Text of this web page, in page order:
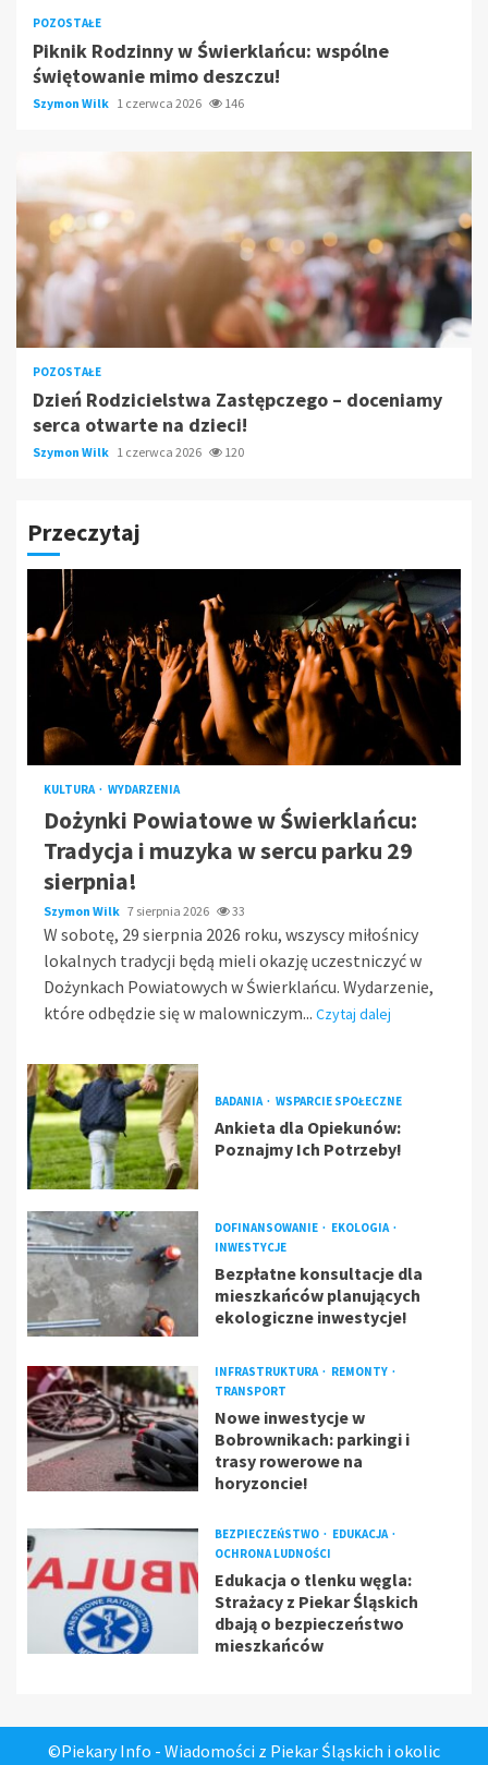
POZOSTAŁE
Piknik Rodzinny w Świerklańcu: wspólne
świętowanie mimo deszczu!
Szymon Wilk 1 czerwca 2026 146
POZOSTAŁE
Dzień Rodzicielstwa Zastępczego – doceniamy
serca otwarte na dzieci!
Szymon Wilk 1 czerwca 2026 120
Przeczytaj
KULTURA WYDARZENIA
Dożynki Powiatowe w Świerklańcu:
Tradycja i muzyka w sercu parku 29
sierpnia!
Szymon Wilk 7 sierpnia 2026 33
W sobotę, 29 sierpnia 2026 roku, wszyscy miłośnicy
lokalnych tradycji będą mieli okazję uczestniczyć w
Dożynkach Powiatowych w Świerklańcu. Wydarzenie,
które odbędzie się w malowniczym... Czytaj dalej
BADANIA WSPARCIE SPOŁECZNE
Ankieta dla Opiekunów:
Poznajmy Ich Potrzeby!
DOFINANSOWANIE
EKOLOGIA
INWESTYCJE
Bezpłatne konsultacje dla
mieszkańców planujących
ekologiczne inwestycje!
INFRASTRUKTURA
REMONTY
TRANSPORT
Nowe inwestycje w
Bobrownikach: parkingi i
trasy rowerowe na
horyzoncie!
BEZPIECZEŃSTWO
EDUKACJA
OCHRONA LUDNOŚCI
Edukacja o tlenku węgla:
Strażacy z Piekar Śląskich
dbają o bezpieczeństwo
mieszkańców
©Piekary Info - Wiadomości z Piekar Śląskich i okolic